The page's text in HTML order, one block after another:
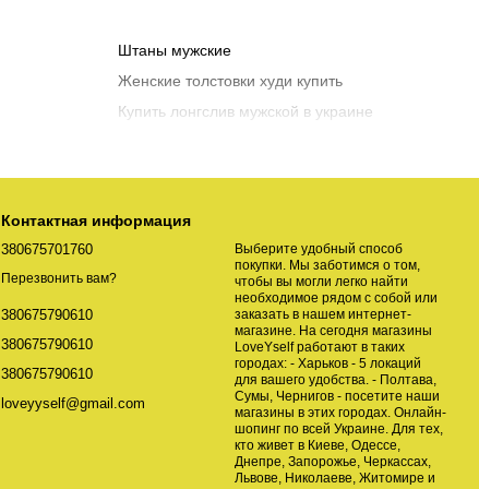
Штаны мужские
Женские толстовки худи купить
Купить лонгслив мужской в украине
Купить украинскую вышиванку мужскую
Рюкзаки городские киев
Купить поздравительные открытки
Контактная информация
380675701760
Перезвонить вам?
380675790610
380675790610
380675790610
loveyyself@gmail.com
Выберите удобный способ
покупки. Мы заботимся о том,
чтобы вы могли легко найти
необходимое рядом с собой или
заказать в нашем интернет-
магазине. На сегодня магазины
LoveYself работают в таких
городах: - Харьков - 5 локаций
для вашего удобства. - Полтава,
Сумы, Чернигов - посетите наши
магазины в этих городах. Онлайн-
шопинг по всей Украине. Для тех,
кто живет в Киеве, Одессе,
Днепре, Запорожье, Черкассах,
Львове, Николаеве, Житомире и